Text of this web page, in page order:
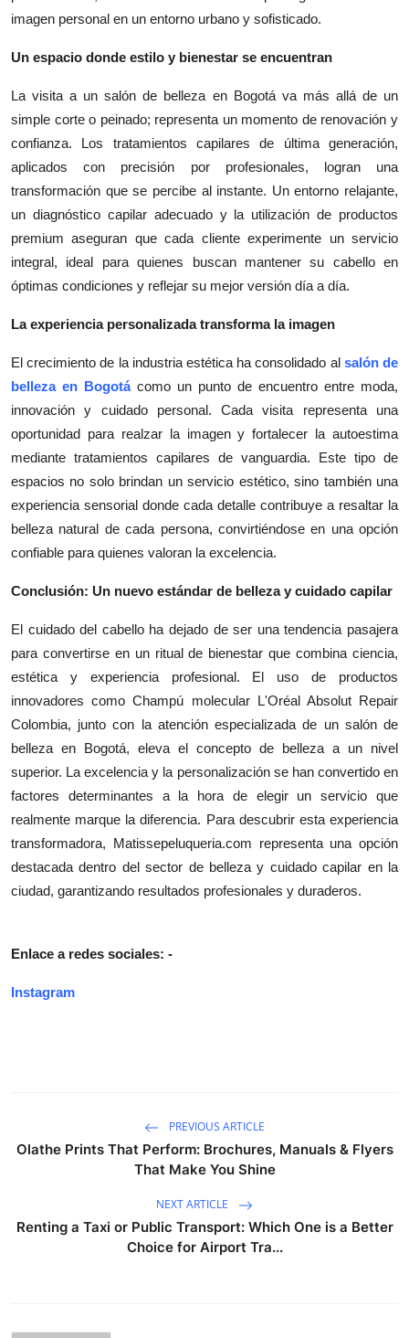
imagen personal en un entorno urbano y sofisticado.
Un espacio donde estilo y bienestar se encuentran
La visita a un salón de belleza en Bogotá va más allá de un
simple corte o peinado; representa un momento de renovación y
confianza. Los tratamientos capilares de última generación,
aplicados con precisión por profesionales, logran una
transformación que se percibe al instante. Un entorno relajante,
un diagnóstico capilar adecuado y la utilización de productos
premium aseguran que cada cliente experimente un servicio
integral, ideal para quienes buscan mantener su cabello en
óptimas condiciones y reflejar su mejor versión día a día.
La experiencia personalizada transforma la imagen
El crecimiento de la industria estética ha consolidado al salón de
belleza en Bogotá como un punto de encuentro entre moda,
innovación y cuidado personal. Cada visita representa una
oportunidad para realzar la imagen y fortalecer la autoestima
mediante tratamientos capilares de vanguardia. Este tipo de
espacios no solo brindan un servicio estético, sino también una
experiencia sensorial donde cada detalle contribuye a resaltar la
belleza natural de cada persona, convirtiéndose en una opción
confiable para quienes valoran la excelencia.
Conclusión: Un nuevo estándar de belleza y cuidado capilar
El cuidado del cabello ha dejado de ser una tendencia pasajera
para convertirse en un ritual de bienestar que combina ciencia,
estética y experiencia profesional. El uso de productos
innovadores como Champú molecular L'Oréal Absolut Repair
Colombia, junto con la atención especializada de un salón de
belleza en Bogotá, eleva el concepto de belleza a un nivel
superior. La excelencia y la personalización se han convertido en
factores determinantes a la hora de elegir un servicio que
realmente marque la diferencia. Para descubrir esta experiencia
transformadora, Matissepeluqueria.com representa una opción
destacada dentro del sector de belleza y cuidado capilar en la
ciudad, garantizando resultados profesionales y duraderos.
Enlace a redes sociales: -
Instagram
PREVIOUS ARTICLE
Olathe Prints That Perform: Brochures, Manuals & Flyers
That Make You Shine
NEXT ARTICLE
Renting a Taxi or Public Transport: Which One is a Better
Choice for Airport Tra...